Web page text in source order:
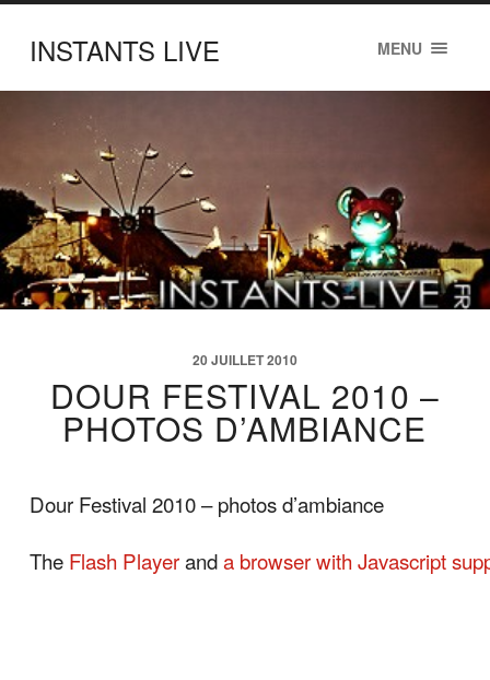
INSTANTS LIVE MENU
20 JUILLET 2010
DOUR FESTIVAL 2010 –
PHOTOS D’AMBIANCE
Dour Festival 2010 – photos d’ambiance
The Flash Playeranda browser with Javascript